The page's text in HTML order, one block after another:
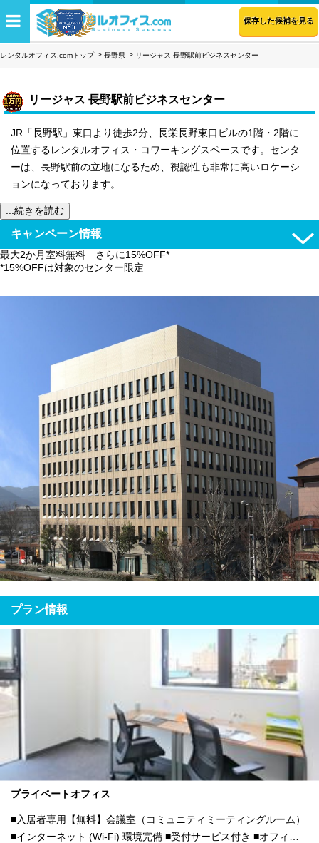
保存した候補を見る
レンタルオフィス.comトップ 長野県 リージャス 長野駅前ビジネスセンター
リージャス 長野駅前ビジネスセンター
JR「長野駅」東口より徒歩2分、長栄長野東口ビルの1階・2階に
位置するレンタルオフィス・コワーキングスペースです。センタ
ーは、長野駅前の立地になるため、視認性も非常に高いロケーシ
ョンになっております。
...続きを読む
キャンペーン情報
最大2か月室料無料 さらに15%OFF*
*15%OFFは対象のセンター限定
プラン情報
プライベートオフィス
■入居者専用【無料】会議室（コミュニティミーティングルーム）
■インターネット (Wi-Fi) 環境完備 ■受付サービス付き ■オフィス